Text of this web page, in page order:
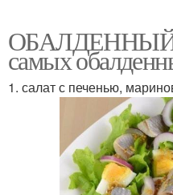
ОБАЛДЕННЫЙ
самых
1. салат с печенью,